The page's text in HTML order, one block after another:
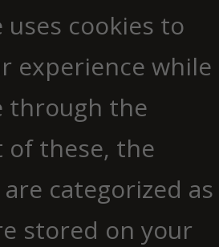
cookies to
experience while
through the
of these, the
categorized as
stored on your